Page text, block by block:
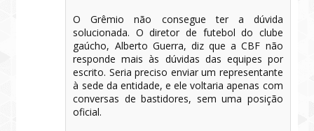
O Grêmio não consegue ter a dúvida
solucionada. O diretor de futebol do clube
gaúcho, Alberto Guerra, diz que a CBF não
responde mais às dúvidas das equipes por
escrito. Seria preciso enviar um representante
à sede da entidade, e ele voltaria apenas com
conversas de bastidores, sem uma posição
oficial.